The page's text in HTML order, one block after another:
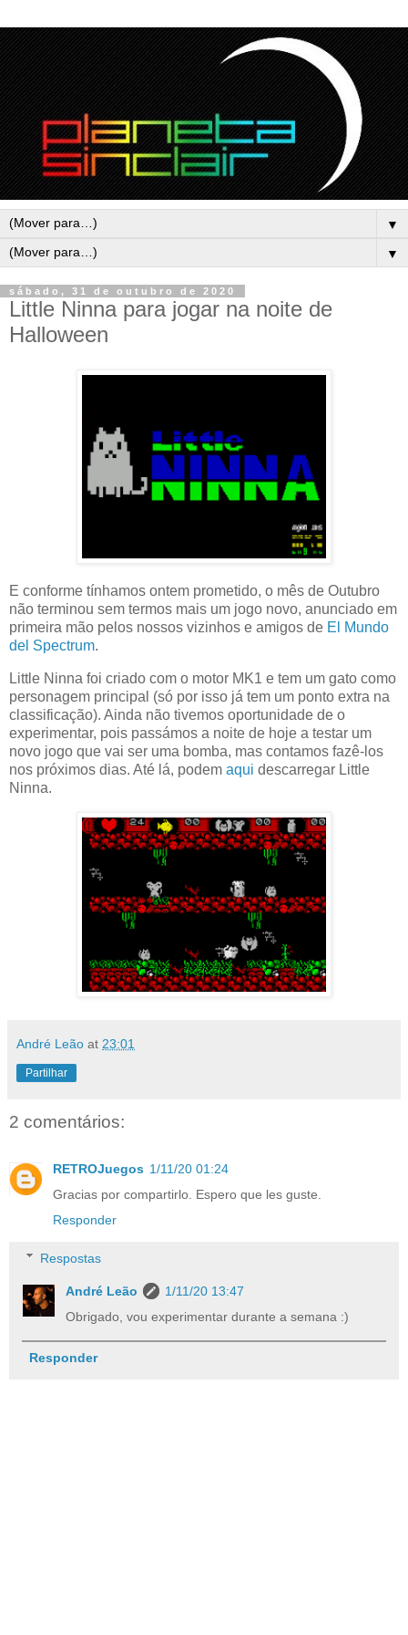
▼
▼
sábado, 31 de outubro de 2020
Little Ninna para jogar na noite de
Halloween
E conforme tínhamos ontem prometido, o mês de Outubro
não terminou sem termos mais um jogo novo, anunciado em
primeira mão pelos nossos vizinhos e amigos de El Mundo
del Spectrum.
Little Ninna foi criado com o motor MK1 e tem um gato como
personagem principal (só por isso já tem um ponto extra na
classificação). Ainda não tivemos oportunidade de o
experimentar, pois passámos a noite de hoje a testar um
novo jogo que vai ser uma bomba, mas contamos fazê-los
nos próximos dias. Até lá, podem aqui descarregar Little
Ninna.
André Leão at 23:01
Partilhar
2 comentários:
RETROJuegos 1/11/20 01:24
Gracias por compartirlo. Espero que les guste.
Responder
Respostas
André Leão
1/11/20 13:47
Obrigado, vou experimentar durante a semana :)
Responder